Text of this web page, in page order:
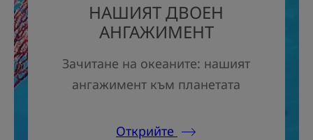
НАШИЯТ ДВОЕН
АНГАЖИМЕНТ
Зачитане на океаните: нашият
ангажимент към планетата
Открийте